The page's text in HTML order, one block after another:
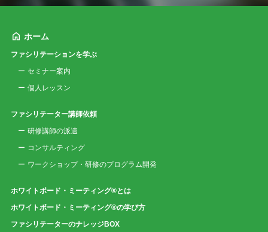
ホーム
ファシリテーションを学ぶ
セミナー案内
個人レッスン
ファシリテーター講師依頼
研修講師の派遣
コンサルティング
ワークショップ・研修のプログラム開発
ホワイトボード・ミーティング®とは
ホワイトボード・ミーティング®の学び方
ファシリテーターのナレッジBOX